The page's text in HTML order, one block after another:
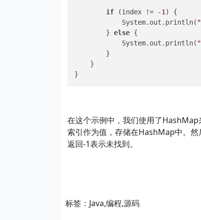
if (index != -1 ) {
            System.out.println(
        }
else {
            System.out.println(
        }
    }
在这个示例中，我们使用了
索引作为值，存储在HashMap中。
返回-1表示未找到。
标签：Java,编程,源码